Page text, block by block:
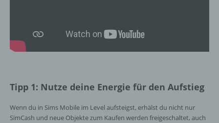
Tipp 1: Nutze deine Energie für den Aufstieg
Wenn du in Sims Mobile im Level aufsteigst, erhälst du nicht nur
SimCash und neue Objekte zum Kaufen werden freigeschaltet, auch